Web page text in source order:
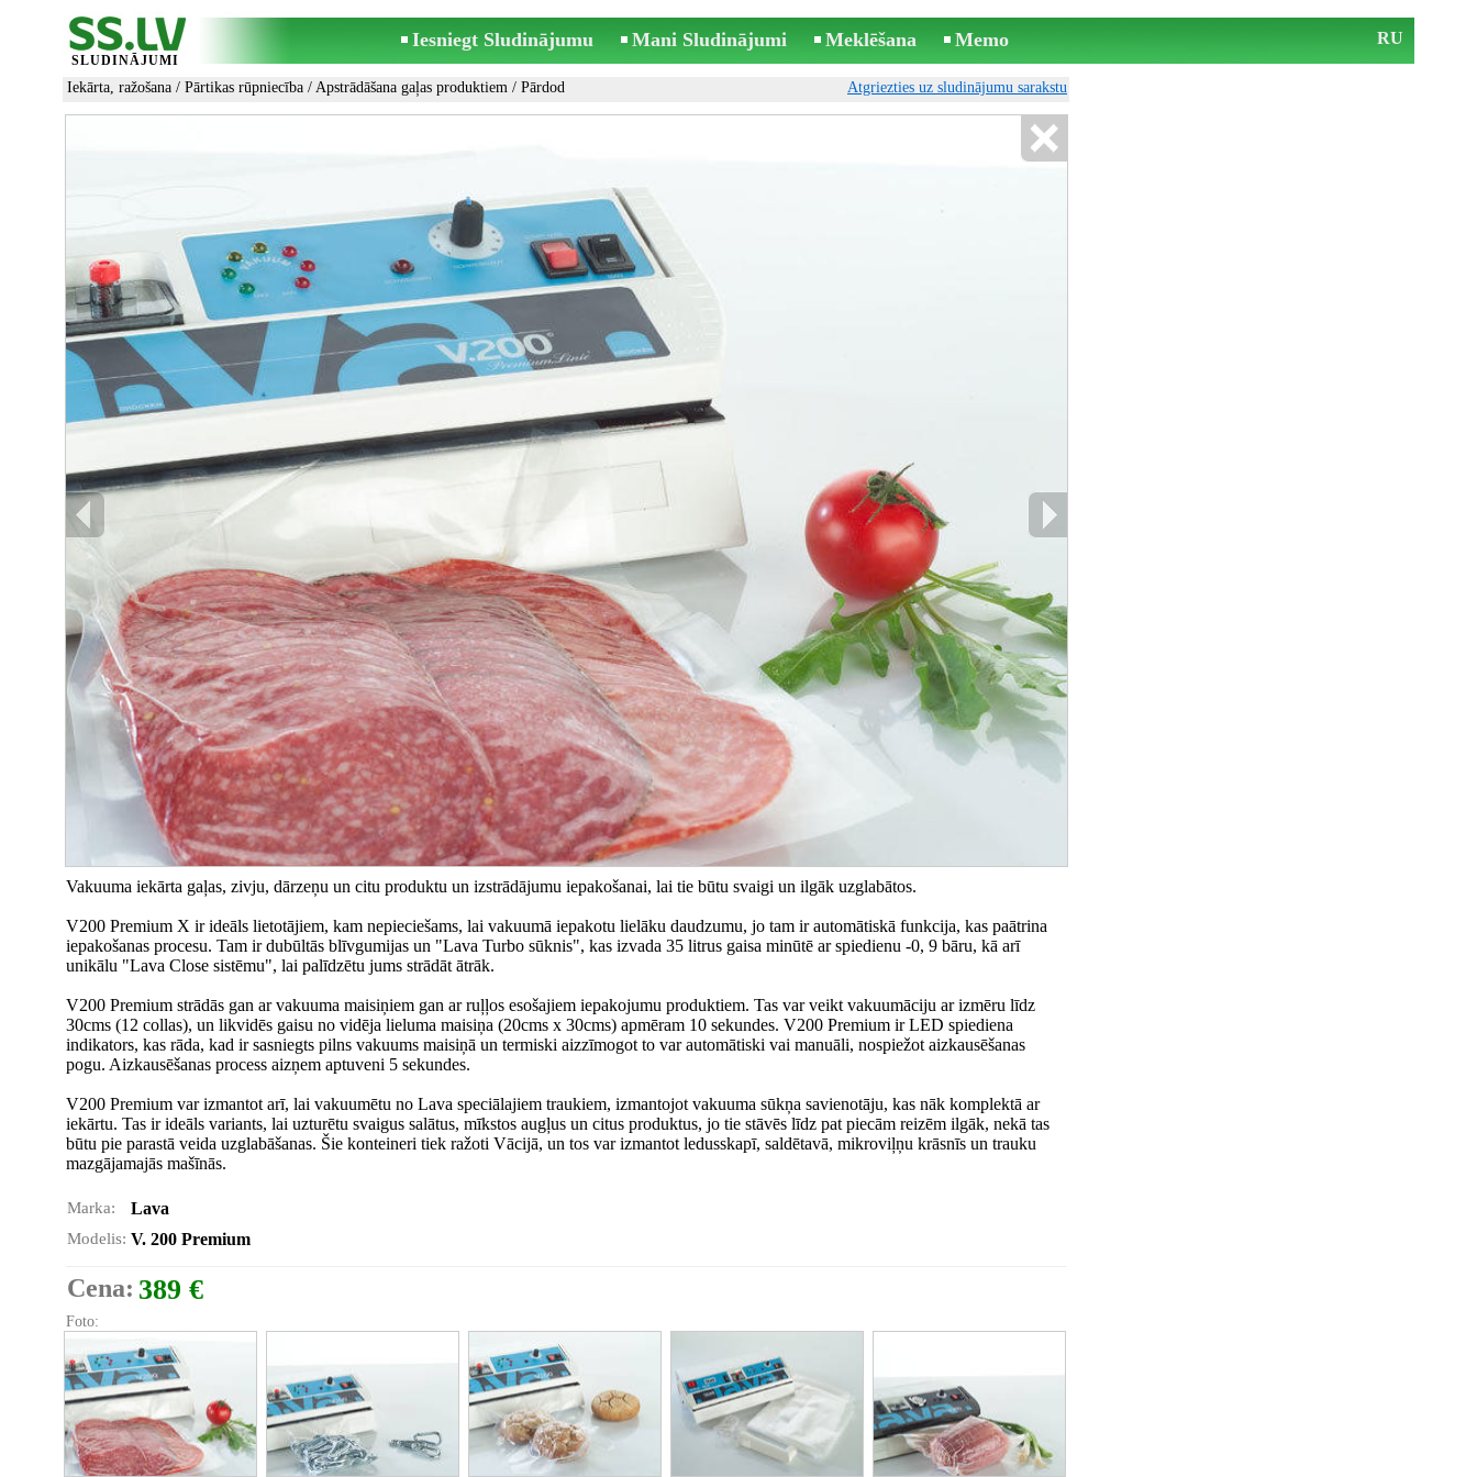
SLUDINĀJUMI
Iesniegt Sludinājumu Mani Sludinājumi Meklēšana Memo RU
Iekārta, ražošana / Pārtikas rūpniecība / Apstrādāšana gaļas produktiem / Pārdod Atgriezties uz sludinājumu sarakstu
Vakuuma iekārta gaļas, zivju, dārzeņu un citu produktu un izstrādājumu iepakošanai, lai tie būtu svaigi un ilgāk uzglabātos.
V200 Premium X ir ideāls lietotājiem, kam nepieciešams, lai vakuumā iepakotu lielāku daudzumu, jo tam ir automātiskā funkcija, kas paātrina
iepakošanas procesu. Tam ir dubūltās blīvgumijas un "Lava Turbo sūknis", kas izvada 35 litrus gaisa minūtē ar spiedienu -0, 9 bāru, kā arī
unikālu "Lava Close sistēmu", lai palīdzētu jums strādāt ātrāk.
V200 Premium strādās gan ar vakuuma maisiņiem gan ar ruļļos esošajiem iepakojumu produktiem. Tas var veikt vakuumāciju ar izmēru līdz
30cms (12 collas), un likvidēs gaisu no vidēja lieluma maisiņa (20cms x 30cms) apmēram 10 sekundes. V200 Premium ir LED spiediena
indikators, kas rāda, kad ir sasniegts pilns vakuums maisiņā un termiski aizzīmogot to var automātiski vai manuāli, nospiežot aizkausēšanas
pogu. Aizkausēšanas process aizņem aptuveni 5 sekundes.
V200 Premium var izmantot arī, lai vakuumētu no Lava speciālajiem traukiem, izmantojot vakuuma sūkņa savienotāju, kas nāk komplektā ar
iekārtu. Tas ir ideāls variants, lai uzturētu svaigus salātus, mīkstos augļus un citus produktus, jo tie stāvēs līdz pat piecām reizēm ilgāk, nekā tas
būtu pie parastā veida uzglabāšanas. Šie konteineri tiek ražoti Vācijā, un tos var izmantot ledusskapī, saldētavā, mikroviļņu krāsnīs un trauku
mazgājamajās mašīnās.
Marka: Lava
Modelis: V. 200 Premium
Cena: 389 €
Foto: